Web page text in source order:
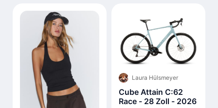
Laura Hülsmeyer
Cube Attain C:62
Race - 28 Zoll - 2026